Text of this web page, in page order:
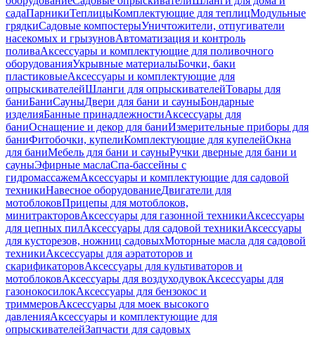
садаПарникиТеплицыКомплектующие для теплицМодульные
грядкиСадовые компостерыУничтожители, отпугиватели
насекомых и грызуновАвтоматизация и контроль
поливаАксессуары и комплектующие для поливочного
оборудованияУкрывные материалыБочки, баки
пластиковыеАксессуары и комплектующие для
опрыскивателейШланги для опрыскивателейТовары для
баниБаниСауныДвери для бани и сауныБондарные
изделияБанные принадлежностиАксессуары для
баниОснащение и декор для баниИзмерительные приборы для
баниФитобочки, купелиКомплектующие для купелейОкна
для баниМебель для бани и сауныРучки дверные для бани и
сауныЭфирные маслаСпа-бассейны с
гидромассажемАксессуары и комплектующие для садовой
техникиНавесное оборудованиеДвигатели для
мотоблоковПрицепы для мотоблоков,
минитракторовАксессуары для газонной техникиАксессуары
для цепных пилАксессуары для садовой техникиАксессуары
для кусторезов, ножниц садовыхМоторные масла для садовой
техникиАксессуары для аэратоторов и
скарификаторовАксессуары для культиваторов и
мотоблоковАксессуары для воздуходувокАксессуары для
газонокосилокАксессуары для бензокос и
триммеровАксессуары для моек высокого
давленияАксессуары и комплектующие для
опрыскивателейЗапчасти для садовых